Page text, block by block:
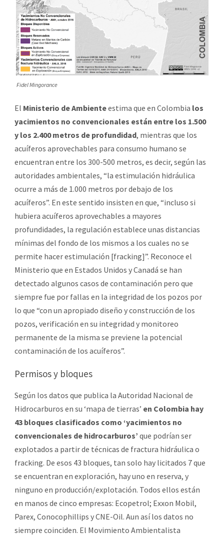
Fidel Mingorance
El Ministerio de Ambienteestima que en Colombia los
yacimientos no convencionales están entre los 1.500
y los 2.400 metros de profundidad, mientras que los
acuíferos aprovechables para consumo humano se
encuentran entre los 300-500 metros, es decir, según las
autoridades ambientales, “la estimulación hidráulica
ocurre a más de 1.000 metros por debajo de los
acuíferos”. En este sentido insisten en que, “incluso si
hubiera acuíferos aprovechables a mayores
profundidades, la regulación establece unas distancias
mínimas del fondo de los mismos a los cuales no se
permite hacer estimulación [fracking]”. Reconoce el
Ministerio que en Estados Unidos y Canadá se han
detectado algunos casos de contaminación pero que
siempre fue por fallas en la integridad de los pozos por
lo que “con un apropiado diseño y construcción de los
pozos, verificación en su integridad y monitoreo
permanente de la misma se previene la potencial
contaminación de los acuíferos”.
Permisos y bloques
Según los datos que publica la Autoridad Nacional de
Hidrocarburos en su ‘mapa de tierras’ en Colombia hay
43 bloques clasificados como ‘yacimientos no
convencionales de hidrocarburos’ que podrían ser
explotados a partir de técnicas de fractura hidráulica o
fracking. De esos 43 bloques, tan solo hay licitados 7 que
se encuentran en exploración, hay uno en reserva, y
ninguno en producción/explotación. Todos ellos están
en manos de cinco empresas: Ecopetrol; Exxon Mobil,
Parex, Conocophillips y CNE-Oil. Aun así los datos no
siempre coinciden. El Movimiento Ambientalista